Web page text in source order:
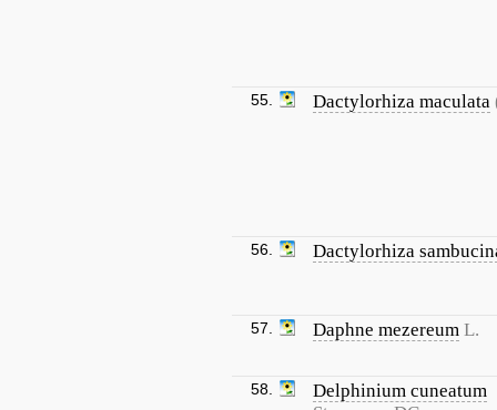
55. Dactylorhiza maculata
56. Dactylorhiza
57. Daphne mezereum L.
58.
Delphinium cuneatum